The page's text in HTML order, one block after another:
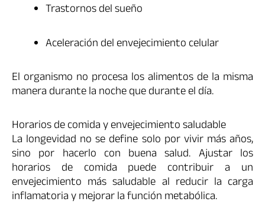
Trastornos del sueño
Aceleración del envejecimiento celular
El organismo no procesa los alimentos de la misma
manera durante la noche que durante el día.
Horarios de comida y envejecimiento saludable
La longevidad no se define solo por vivir más años,
sino por hacerlo con buena salud. Ajustar los
horarios de comida puede contribuir a un
envejecimiento más saludable al reducir la carga
inflamatoria y mejorar la función metabólica.